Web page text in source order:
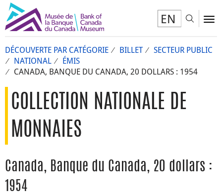
EN
DÉCOUVERTE PAR CATÉGORIE BILLET
SECTEUR PUBLIC
NATIONAL
ÉMIS
CANADA, BANQUE DU CANADA, 20 DOLLARS : 1954
COLLECTION NATIONALE DE
MONNAIES
Canada, Banque du Canada, 20 dollars :
1954